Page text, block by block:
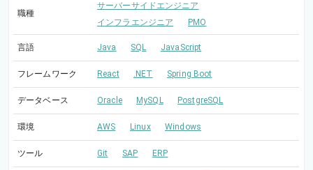
職種
サーバーサイドエンジニア
インフラエンジニア
PMO
言語 Java SQL JavaScript
フレームワーク React .NET Spring Boot
データベース Oracle MySQL PostgreSQL
環境 AWS Linux Windows
ツール Git SAP ERP